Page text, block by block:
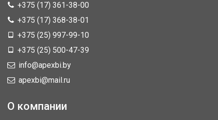
+375 (17) 361-38-00
+375 (17) 368-38-01
+375 (25) 997-99-10
+375 (25) 500-47-39
info@apexbi.by
apexbi@mail.ru
О компании